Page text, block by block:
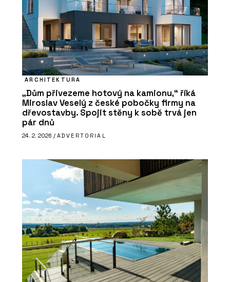
ARCHITEKTURA
„Dům přivezeme hotový na kamionu,“ říká
Miroslav Veselý z české pobočky firmy na
dřevostavby. Spojit stěny k sobě trvá jen
pár dnů
24. 2. 2026 / ADVERTORIAL